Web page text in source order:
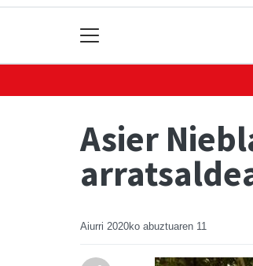
Asier
Aiurri 2020ko abuztuaren 11